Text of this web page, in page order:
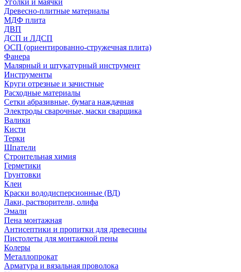
Уголки и маячки
Древесно-плитные материалы
МДФ плита
ДВП
ДСП и ЛДСП
ОСП (ориентированно-стружечная плита)
Фанера
Малярный и штукатурный инструмент
Инструменты
Круги отрезные и зачистные
Расходные материалы
Сетки абразивные, бумага наждачная
Электроды сварочные, маски сварщика
Валики
Кисти
Терки
Шпатели
Строительная химия
Герметики
Грунтовки
Клеи
Краски вододисперсионные (ВД)
Лаки, растворители, олифа
Эмали
Пена монтажная
Антисептики и пропитки для древесины
Пистолеты для монтажной пены
Колеры
Металлопрокат
Арматура и вязальная проволока